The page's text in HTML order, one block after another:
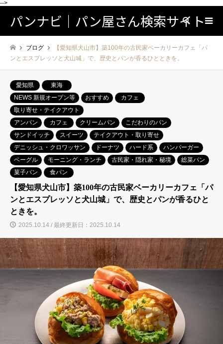
-->
パンナビ｜パン屋さん検索サイト検索
ブログ
【愛知県犬山市】築100年の古民家ベーカリーカフェ「パ
ンとエスプレッソと犬山城」で、歴史とパンが香るひとときを。
愛知県
東海
NEWS 新規オープン等
おすすめ
カフェ
取り寄せ・テイクアウト
アンパン
カフェ クリームパン
こだわりのパン
サンドイッチ
スイーツ
テイクアウト・取り寄せ
デニッシュ・クロワッサン
ドーナツ ハード系
ハンバーガー
ベーグル
モーニング・ランチ 古民家・隠れ家・秘境
総菜パン
菓子パン
食パン
【愛知県犬山市】築100年の古民家ベーカリーカフェ「パ
ンとエスプレッソと犬山城」で、歴史とパンが香るひと
ときを。
2025.10.14 / 最終更新日：2025.10.14